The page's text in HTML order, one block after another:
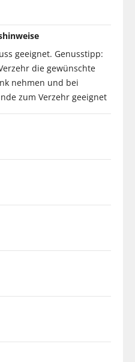
geeignet. Genusstipp:
die gewünschte
nehmen und bei
zum Verzehr geeignet